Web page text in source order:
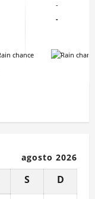
-
-
-
agosto 2026
S D